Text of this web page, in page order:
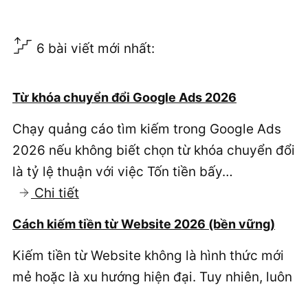
6 bài viết mới nhất:
Từ khóa chuyển đổi Google Ads 2026
Chạy quảng cáo tìm kiếm trong Google Ads
2026 nếu không biết chọn từ khóa chuyển đổi
là tỷ lệ thuận với việc Tốn tiền bấy…
Chi tiết
khóa
chuyển
đổi
Cách kiếm tiền từ Website 2026 (bền vững)
Kiếm tiền từ Website không là hình thức mới
mẻ hoặc là xu hướng hiện đại. Tuy nhiên, luôn